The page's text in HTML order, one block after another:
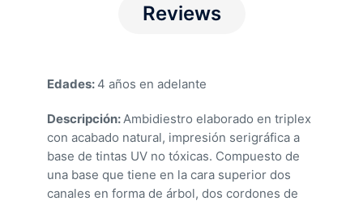
Reviews
Edades: 4 años en adelante
Descripción: Ambidiestro elaborado en triplex
con acabado natural, impresión serigráfica a
base de tintas UV no tóxicas. Compuesto de
una base que tiene en la cara superior dos
canales en forma de árbol, dos cordones de